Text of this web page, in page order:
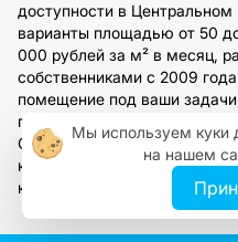
доступности в
варианты площадью от 50
000 рублей за м² в месяц,
собственниками с 2009
помещение под ваши
предоставят полное
Оставьте заявку на сайте,
консультацию и доступ к
коммерческой
Мы используем куки
на нашем